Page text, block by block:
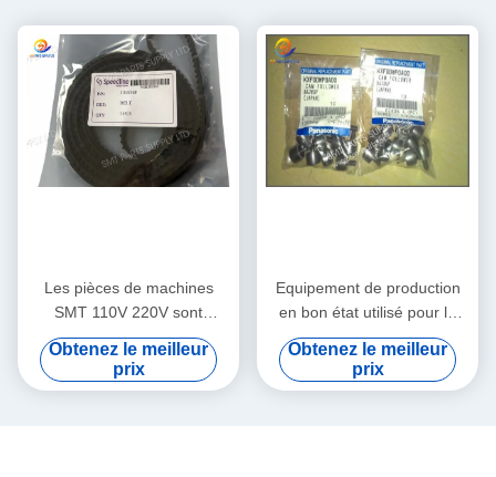
Les pièces de machines
SMT 110V 220V sont
expédiées par avion, Service
d'enseignement sur le
terrain intégré prenant en
Obtenez le meilleur
prix
Equipement de production
en bon état utilisé pour la
réparation, conçu pour une
précision et des
performances constantes
Obtenez le meilleur
prix